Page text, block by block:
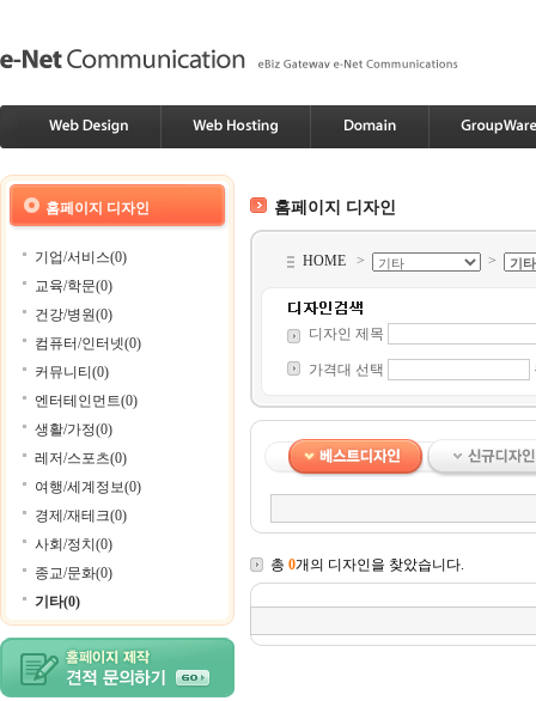
홈페이지 디자인
기업/서비스(0)
교육/학문(0)
건강/병원(0)
컴퓨터/인터넷(0)
커뮤니티(0)
엔터테인먼트(0)
생활/가정(0)
레저/스포츠(0)
여행/세계정보(0)
경제/재테크(0)
사회/정치(0)
종교/문화(0)
기타(0)
홈페이지 디자인
HOME > >
디자인 제목
가격대 선택
총 0개의 디자인을 찾았습니다.